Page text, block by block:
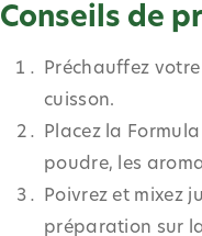
Conseils de
Préchauffez
cuisson.
Placez la
poudre, les
Poivrez et mixez
préparation sur